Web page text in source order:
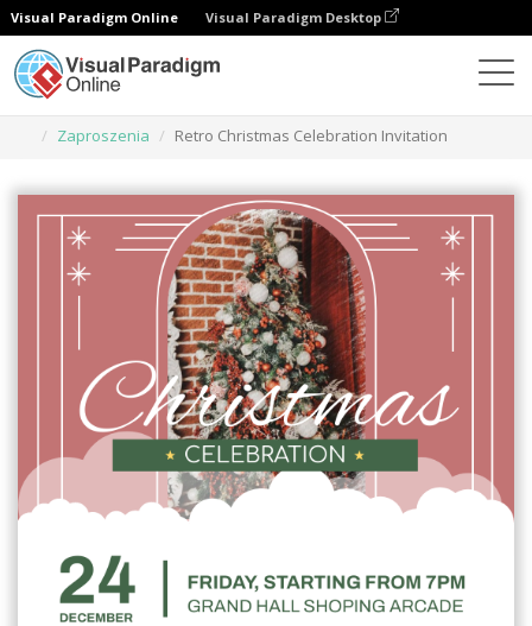
Visual Paradigm Online Visual Paradigm Desktop
Zaproszenia
Retro Christmas Celebration Invitation